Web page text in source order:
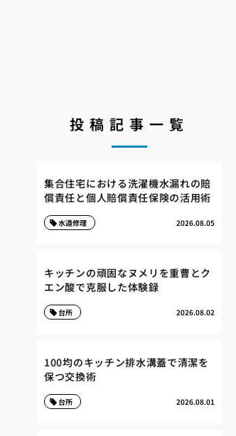
投稿記事一覧
集合住宅における洗濯機水漏れの賠
償責任と個人賠償責任保険の活用術
2026.08.05
水道修理
キッチンの頑固なヌメリを重曹とク
エン酸で克服した体験録
2026.08.02
台所
100均のキッチン排水溝蓋で清潔を
保つ交換術
2026.08.01
台所